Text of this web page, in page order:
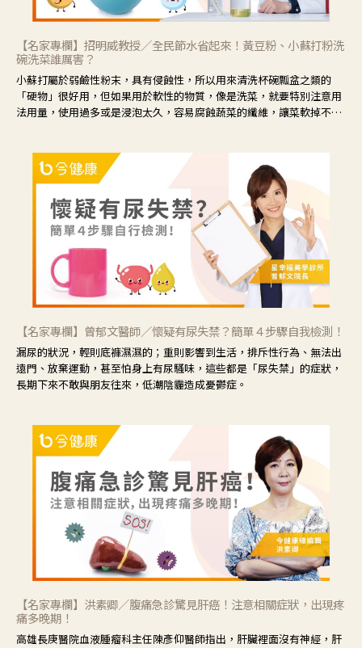
【名家專欄】招明威教授／全民節水省起來！黃豆粉、小蘇打粉洗
碗洗菜誰厲害？
小蘇打屬於弱鹼性粉末，具有侵蝕性，所以用來清洗杯碗瓢盆之類的
「硬物」很好用，但如果用於軟性的物質，像是洗菜，就要特別注意用
法用量，使用過多或是浸泡太久，容易腐蝕蔬菜的纖維，讓菜軟掉不清
【名家專欄】曾郁文醫師／懷疑有尿失禁？簡單４步驟自我檢測！
漏尿的狀況，輕則底褲濕濕的；重則影響到生活，排斥性行為、無法出
遠門、放棄運動，甚至怕身上有尿騷味，這些都是「尿失禁」的症狀，
長期下來不敢與朋友往來，低潮陰霾造成憂鬱症。
【名家專欄】洪素卿／腹痛急診驚見肝癌！注意相關症狀，出現疼
痛多晚期！
高雄長庚醫院血液腫瘤科主任陳彥仰醫師指出，肝臟裡面沒有神經，肝